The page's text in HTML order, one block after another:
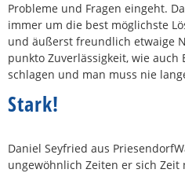
Probleme und Fragen eingeht.
immer um die best möglichste
und äußerst freundlich etwaige
punkto Zuverlässigkeit, wie auch
schlagen und man muss nie
Stark!
Daniel Seyfried aus
ungewöhnlich Zeiten er sich Zeit